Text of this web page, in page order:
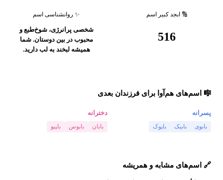
🔢 ابجد کبیر اسم
516
✨ روانشناسی اسم
شخصی پرانرژی، شوخ‌طبع و
محبوب در بین دوستان. شما
همیشه لبخند به لب دارید.
🎼 اسم‌های هم‌آوا برای فرزندان بعدی
پسرانه
بابوی بابیک باپوک
دخترانه
بابان بابوس باپیو
🔗 اسم‌های مشابه و همریشه